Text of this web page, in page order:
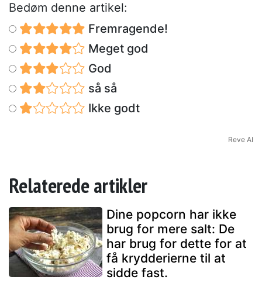
Bedøm denne artikel:
Fremragende!
Meget god
God
så så
Ikke godt
Reve AI
Relaterede artikler
Dine popcorn har ikke
brug for mere salt: De
har brug for dette for at
få krydderierne til at
sidde fast.